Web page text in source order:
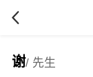
谢/ 先生